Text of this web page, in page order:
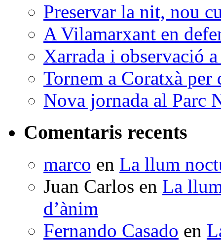
Preservar la nit, nou
A Vilamarxant en
Xarrada i observació
Tornem a Coratxà per
Nova jornada al Parc
Comentaris recents
marco en La llum
Juan Carlos en La
d’ànim
Fernando Casado en